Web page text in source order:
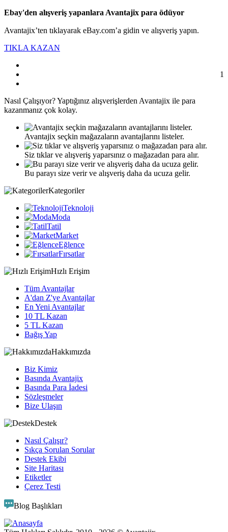
Ebay'den alışveriş yapanlara Avantajix para ödüyor
Avantajix’ten tıklayarak eBay.com’a gidin ve alışveriş yapın.
TIKLA KAZAN
1
Nasıl Çalışıyor?Yaptığınız alışverişlerden Avantajix ile para
kazanmanız çok kolay.
Avantajix seçkin mağazaların avantajlarını listeler.
Siz tıklar ve alışveriş yaparsınız o mağazadan para alır.
Bu parayı size verir ve alışveriş daha da ucuza gelir.
Kategoriler
Teknoloji
Moda
Tatil
Market
Eğlence
Fırsatlar
Hızlı Erişim
Tüm Avantajlar
A'dan Z'ye Avantajlar
En Yeni Avantajlar
10 TL Kazan
5 TL Kazan
Bağış Yap
Hakkımızda
Biz Kimiz
Basında Avantajix
Basında Para İadesi
Sözleşmeler
Bize Ulaşın
Destek
Nasıl Çalışır?
Sıkça Sorulan Sorular
Destek Ekibi
Site Haritası
Etiketler
Çerez Testi
Blog Başlıkları